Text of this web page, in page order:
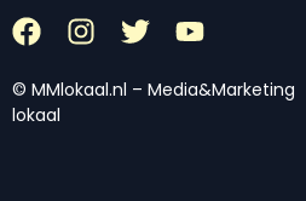
© MMlokaal.nl – Media&Marketing
lokaal